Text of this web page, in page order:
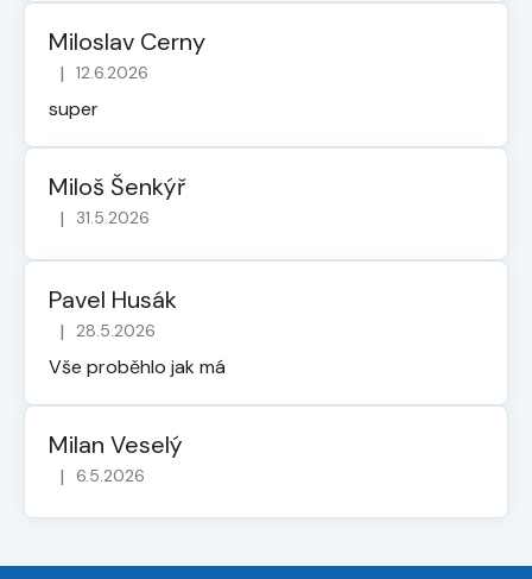
Miloslav Cerny
Hodnocení obchodu je 5 z 5 hvězdiček.
| 12.6.2026
super
Miloš Šenkýř
Hodnocení obchodu je 5 z 5 hvězdiček.
| 31.5.2026
Pavel Husák
Hodnocení obchodu je 5 z 5 hvězdiček.
| 28.5.2026
Vše proběhlo jak má
Milan Veselý
Hodnocení obchodu je 5 z 5 hvězdiček.
| 6.5.2026